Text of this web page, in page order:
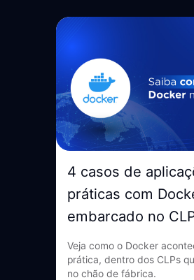
4 casos de
práticas com
embarcado no
Veja como o Docker
prática, dentro dos CLPs
no chão de fábrica.